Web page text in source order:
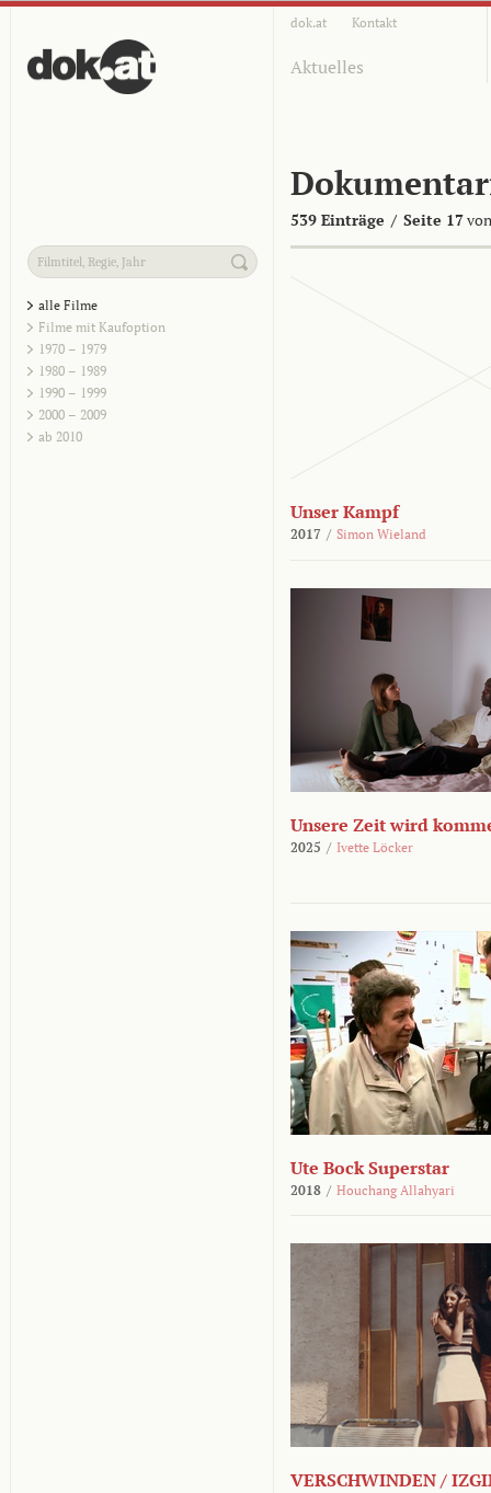
dok.at Kontakt
Aktuelles
539 Einträge / Seite 17
alle Filme
Filme mit Kaufoption
1970 – 1979
1980 – 1989
1990 – 1999
2000 – 2009
ab 2010
Unser Kampf
2017 / Simon Wieland
Unsere Zeit wird
2025 / Ivette Löcker
Ute Bock Superstar
2018 / Houchang Allahyari
VERSCHWINDEN /